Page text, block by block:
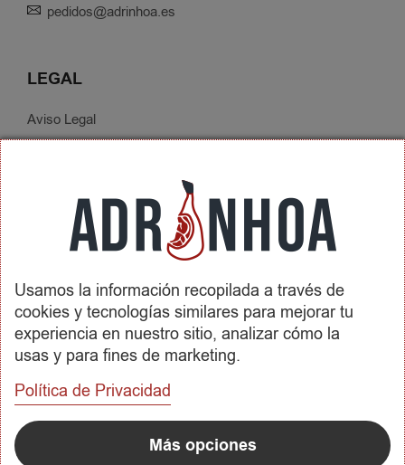
pedidos@adrinhoa.es
LEGAL
Aviso Legal
Condiciones de Contratación
Envíos y Devoluciones
SOBRE ADRINHOA
Conócenos
Contactar
REDES SOCIALES
METODOS DE PAGO
Usamos la información recopilada a través de
cookies y tecnologías similares para mejorar tu
experiencia en nuestro sitio, analizar cómo la
usas y para fines de marketing.
Política de Privacidad
Más opciones